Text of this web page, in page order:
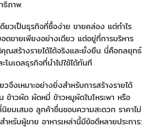
ธิภาพ
ดียวเป็นธุรกิจที่ซื้อง่าย ขายคล่อง แต่กำไร
ดขายเพียงอย่างเดียว แต่อยู่ที่การบริหาร
ณสร้างรายได้ได้จริงและยั่งยืน นี่คือกลยุทธ์
โมเดลธุรกิจที่นำไปใช้ได้ทันที
วจึงเหมาะอย่างยิ่งสำหรับการสร้างรายได้
ข้าวผัด ผัดหมี่ ข้าวหมูผัดใบโหระพา หรือ
ยมเสมอ ลูกค้าชื่นชอบความสะดวก ราคาไม่
ำหรับผู้ขาย อาหารเหล่านี้มีข้อดีหลายประการ: